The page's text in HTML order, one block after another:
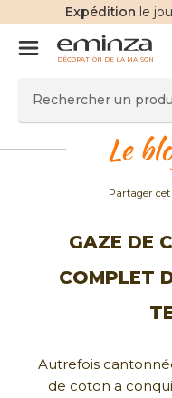
Expédition le
DÉCORATION DE LA MAISON
Le
Partager cet
GAZE DE
COMPLET
Autrefois
de coton a